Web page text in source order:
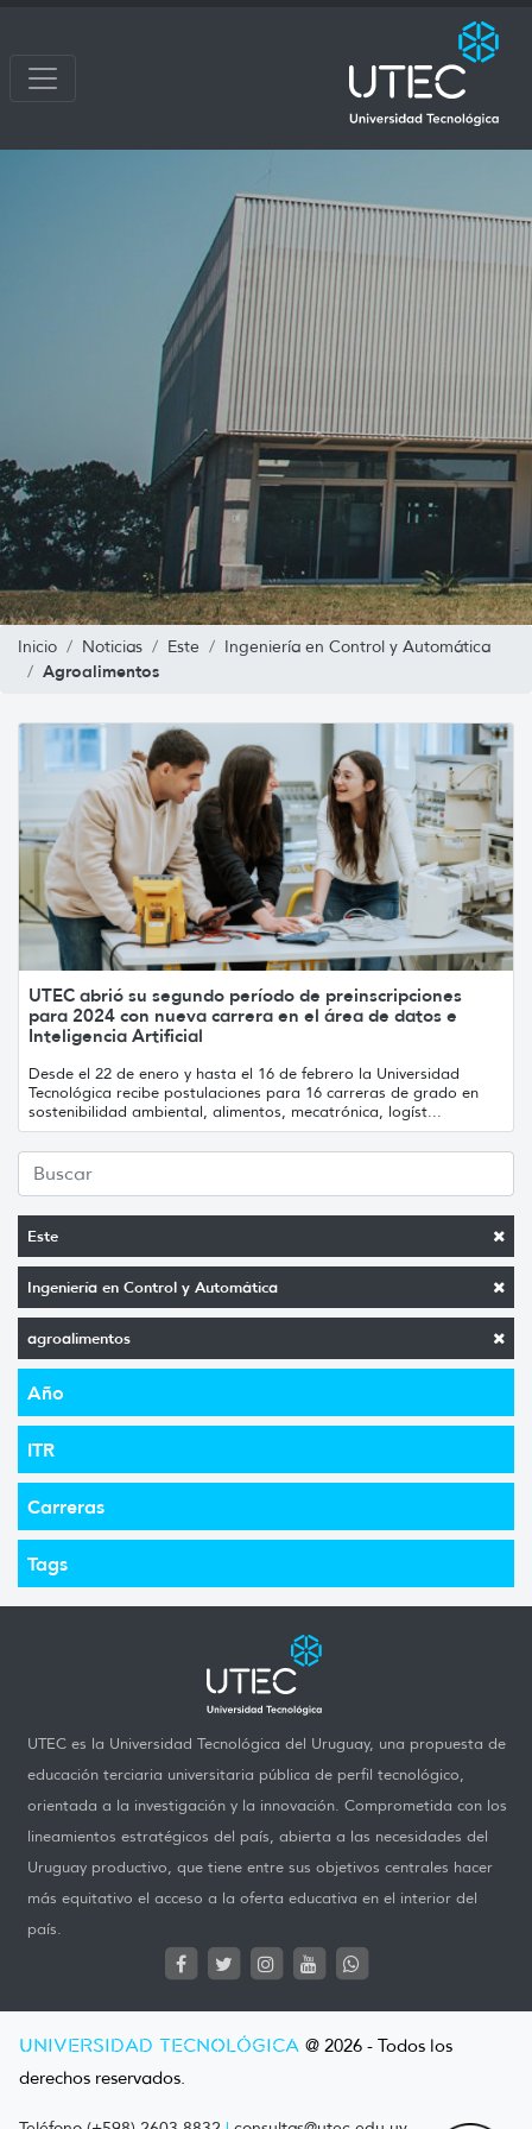
Inicio Noticias Este Ingeniería en Control y Automática
Agroalimentos
Este
Ingeniería en Control y Automática
agroalimentos
Año
ITR
Carreras
Tags
UTEC abrió su segundo período de preinscripciones
para 2024 con nueva carrera en el área de datos e
Inteligencia Artificial
Desde el 22 de enero y hasta el 16 de febrero la Universidad
Tecnológica recibe postulaciones para 16 carreras de grado en
sostenibilidad ambiental, alimentos, mecatrónica, logíst...
UTEC es la Universidad Tecnológica del Uruguay, una propuesta de
educación terciaria universitaria pública de perfil tecnológico,
orientada a la investigación y la innovación. Comprometida con los
lineamientos estratégicos del país, abierta a las necesidades del
Uruguay productivo, que tiene entre sus objetivos centrales hacer
más equitativo el acceso a la oferta educativa en el interior del
país.
UNIVERSIDAD TECNOLÓGICA @ 2026 - Todos los
derechos reservados.